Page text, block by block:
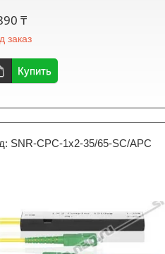
₸
заказ
Купить
SNR-CPC-1x2-35/65-SC/APC